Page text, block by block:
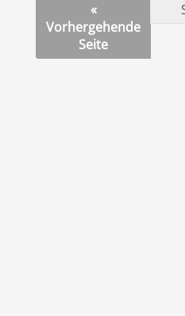
«
Vorhergehende
Seite